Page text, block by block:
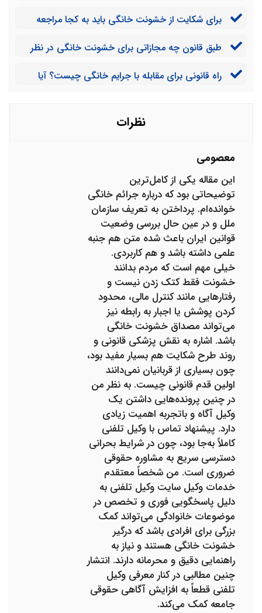
برای شکایت از خشونت خانگی باید به کجا مراجعه
طبق قانون چه مجازاتی برای خشونت خانگی در نظر
راه قانونی برای مقابله با جرایم خانگی چیست؟ آیا
نظرات
معصومی
این مقاله یکی از کامل‌ترین
توضیحاتی بود که درباره جرائم خانگی
خوانده‌ام. پرداختن به تعریف سازمان
ملل و در عین حال بررسی وضعیت
قوانین ایران باعث شده متن هم جنبه
علمی داشته باشد و هم کاربردی.
خیلی مهم است که مردم بدانند
خشونت فقط کتک زدن نیست و
رفتارهایی مانند کنترل مالی، محدود
کردن پوشش یا اجبار به رابطه نیز
می‌تواند مصداق خشونت خانگی
باشد. اشاره به نقش پزشکی قانونی و
روند طرح شکایت هم بسیار مفید بود،
چون بسیاری از قربانیان نمی‌دانند
اولین قدم قانونی چیست. به نظر من
در چنین پرونده‌هایی داشتن یک
وکیل آگاه و باتجربه اهمیت زیادی
دارد. پیشنهاد تماس با وکیل تلفنی
کاملاً به‌جا بود، چون در شرایط بحرانی
دسترسی سریع به مشاوره حقوقی
ضروری است. من شخصاً معتقدم
خدمات وکیل سایت وکیل تلفنی به
دلیل پاسخگویی فوری و تخصص در
موضوعات خانوادگی می‌تواند کمک
بزرگی برای افرادی باشد که درگیر
خشونت خانگی هستند و نیاز به
راهنمایی دقیق و محرمانه دارند. انتشار
چنین مطالبی در کنار معرفی وکیل
تلفنی قطعاً به افزایش آگاهی حقوقی
جامعه کمک می‌کند.